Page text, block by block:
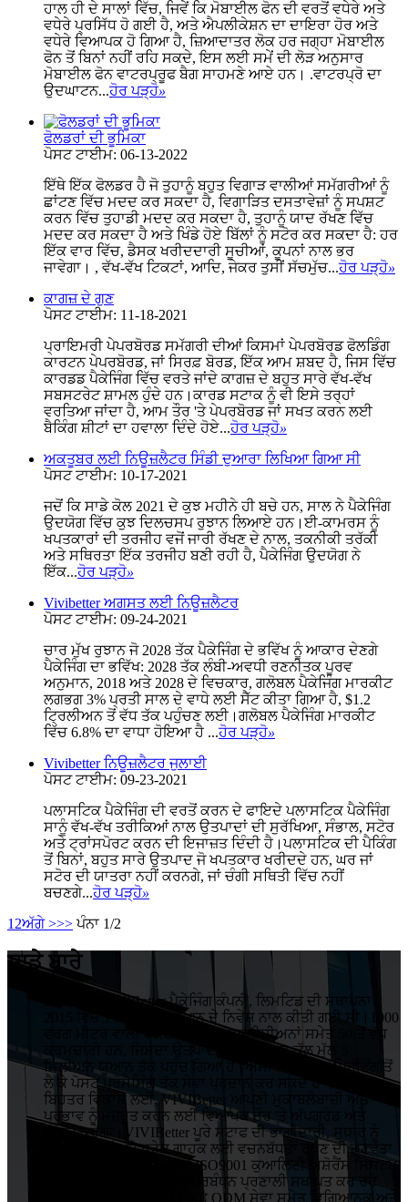
ਹਾਲ ਹੀ ਦੇ ਸਾਲਾਂ ਵਿੱਚ, ਜਿਵੇਂ ਕਿ ਮੋਬਾਈਲ ਫੋਨ ਦੀ ਵਰਤੋਂ ਵਧੇਰੇ ਅਤੇ
ਵਧੇਰੇ ਪ੍ਰਸਿੱਧ ਹੋ ਗਈ ਹੈ, ਅਤੇ ਐਪਲੀਕੇਸ਼ਨ ਦਾ ਦਾਇਰਾ ਹੋਰ ਅਤੇ
ਵਧੇਰੇ ਵਿਆਪਕ ਹੋ ਗਿਆ ਹੈ, ਜ਼ਿਆਦਾਤਰ ਲੋਕ ਹਰ ਜਗ੍ਹਾ ਮੋਬਾਈਲ
ਫੋਨ ਤੋਂ ਬਿਨਾਂ ਨਹੀਂ ਰਹਿ ਸਕਦੇ, ਇਸ ਲਈ ਸਮੇਂ ਦੀ ਲੋੜ ਅਨੁਸਾਰ
ਮੋਬਾਈਲ ਫੋਨ ਵਾਟਰਪ੍ਰੂਫ ਬੈਗ ਸਾਹਮਣੇ ਆਏ ਹਨ। .ਵਾਟਰਪ੍ਰੋ ਦਾ
ਉਦਘਾਟਨ...ਹੋਰ ਪੜ੍ਹੋ»
ਫੋਲਡਰਾਂ ਦੀ ਭੂਮਿਕਾ
ਪੋਸਟ ਟਾਈਮ: 06-13-2022
ਇੱਥੇ ਇੱਕ ਫੋਲਡਰ ਹੈ ਜੋ ਤੁਹਾਨੂੰ ਬਹੁਤ ਵਿਗਾੜ ਵਾਲੀਆਂ ਸਮੱਗਰੀਆਂ ਨੂੰ
ਛਾਂਟਣ ਵਿੱਚ ਮਦਦ ਕਰ ਸਕਦਾ ਹੈ, ਵਿਗਾੜਿਤ ਦਸਤਾਵੇਜ਼ਾਂ ਨੂੰ ਸਪਸ਼ਟ
ਕਰਨ ਵਿੱਚ ਤੁਹਾਡੀ ਮਦਦ ਕਰ ਸਕਦਾ ਹੈ, ਤੁਹਾਨੂੰ ਯਾਦ ਰੱਖਣ ਵਿੱਚ
ਮਦਦ ਕਰ ਸਕਦਾ ਹੈ ਅਤੇ ਖਿੰਡੇ ਹੋਏ ਬਿੱਲਾਂ ਨੂੰ ਸਟੋਰ ਕਰ ਸਕਦਾ ਹੈ: ਹਰ
ਇੱਕ ਵਾਰ ਵਿੱਚ, ਡੈਸਕ ਖਰੀਦਦਾਰੀ ਸੂਚੀਆਂ, ਕੂਪਨਾਂ ਨਾਲ ਭਰ
ਜਾਵੇਗਾ। , ਵੱਖ-ਵੱਖ ਟਿਕਟਾਂ, ਆਦਿ, ਜੇਕਰ ਤੁਸੀਂ ਸੱਚਮੁੱਚ...ਹੋਰ ਪੜ੍ਹੋ»
ਕਾਗਜ਼ ਦੇ ਗੁਣ
ਪੋਸਟ ਟਾਈਮ: 11-18-2021
ਪ੍ਰਾਇਮਰੀ ਪੇਪਰਬੋਰਡ ਸਮੱਗਰੀ ਦੀਆਂ ਕਿਸਮਾਂ ਪੇਪਰਬੋਰਡ ਫੋਲਡਿੰਗ
ਕਾਰਟਨ ਪੇਪਰਬੋਰਡ, ਜਾਂ ਸਿਰਫ਼ ਬੋਰਡ, ਇੱਕ ਆਮ ਸ਼ਬਦ ਹੈ, ਜਿਸ ਵਿੱਚ
ਕਾਰਡਡ ਪੈਕੇਜਿੰਗ ਵਿੱਚ ਵਰਤੇ ਜਾਂਦੇ ਕਾਗਜ਼ ਦੇ ਬਹੁਤ ਸਾਰੇ ਵੱਖ-ਵੱਖ
ਸਬਸਟਰੇਟ ਸ਼ਾਮਲ ਹੁੰਦੇ ਹਨ।ਕਾਰਡ ਸਟਾਕ ਨੂੰ ਵੀ ਇਸੇ ਤਰ੍ਹਾਂ
ਵਰਤਿਆ ਜਾਂਦਾ ਹੈ, ਆਮ ਤੌਰ 'ਤੇ ਪੇਪਰਬੋਰਡ ਜਾਂ ਸਖਤ ਕਰਨ ਲਈ
ਬੈਕਿੰਗ ਸ਼ੀਟਾਂ ਦਾ ਹਵਾਲਾ ਦਿੰਦੇ ਹੋਏ...ਹੋਰ ਪੜ੍ਹੋ»
ਅਕਤੂਬਰ ਲਈ ਨਿਊਜ਼ਲੈਟਰ ਸਿੰਡੀ ਦੁਆਰਾ ਲਿਖਿਆ ਗਿਆ ਸੀ
ਪੋਸਟ ਟਾਈਮ: 10-17-2021
ਜਦੋਂ ਕਿ ਸਾਡੇ ਕੋਲ 2021 ਦੇ ਕੁਝ ਮਹੀਨੇ ਹੀ ਬਚੇ ਹਨ, ਸਾਲ ਨੇ ਪੈਕੇਜਿੰਗ
ਉਦਯੋਗ ਵਿੱਚ ਕੁਝ ਦਿਲਚਸਪ ਰੁਝਾਨ ਲਿਆਏ ਹਨ।ਈ-ਕਾਮਰਸ ਨੂੰ
ਖਪਤਕਾਰਾਂ ਦੀ ਤਰਜੀਹ ਵਜੋਂ ਜਾਰੀ ਰੱਖਣ ਦੇ ਨਾਲ, ਤਕਨੀਕੀ ਤਰੱਕੀ
ਅਤੇ ਸਥਿਰਤਾ ਇੱਕ ਤਰਜੀਹ ਬਣੀ ਰਹੀ ਹੈ, ਪੈਕੇਜਿੰਗ ਉਦਯੋਗ ਨੇ
ਇੱਕ...ਹੋਰ ਪੜ੍ਹੋ»
Vivibetter ਅਗਸਤ ਲਈ ਨਿਊਜ਼ਲੈਟਰ
ਪੋਸਟ ਟਾਈਮ: 09-24-2021
ਚਾਰ ਮੁੱਖ ਰੁਝਾਨ ਜੋ 2028 ਤੱਕ ਪੈਕੇਜਿੰਗ ਦੇ ਭਵਿੱਖ ਨੂੰ ਆਕਾਰ ਦੇਣਗੇ
ਪੈਕੇਜਿੰਗ ਦਾ ਭਵਿੱਖ: 2028 ਤੱਕ ਲੰਬੀ-ਅਵਧੀ ਰਣਨੀਤਕ ਪੂਰਵ
ਅਨੁਮਾਨ, 2018 ਅਤੇ 2028 ਦੇ ਵਿਚਕਾਰ, ਗਲੋਬਲ ਪੈਕੇਜਿੰਗ ਮਾਰਕੀਟ
ਲਗਭਗ 3% ਪ੍ਰਤੀ ਸਾਲ ਦੇ ਵਾਧੇ ਲਈ ਸੈੱਟ ਕੀਤਾ ਗਿਆ ਹੈ, $1.2
ਟ੍ਰਿਲੀਅਨ ਤੋਂ ਵੱਧ ਤੱਕ ਪਹੁੰਚਣ ਲਈ।ਗਲੋਬਲ ਪੈਕੇਜਿੰਗ ਮਾਰਕੀਟ
ਵਿੱਚ 6.8% ਦਾ ਵਾਧਾ ਹੋਇਆ ਹੈ ...ਹੋਰ ਪੜ੍ਹੋ»
Vivibetter ਨਿਊਜ਼ਲੈਟਰ ਜੁਲਾਈ
ਪੋਸਟ ਟਾਈਮ: 09-23-2021
ਪਲਾਸਟਿਕ ਪੈਕੇਜਿੰਗ ਦੀ ਵਰਤੋਂ ਕਰਨ ਦੇ ਫਾਇਦੇ ਪਲਾਸਟਿਕ ਪੈਕੇਜਿੰਗ
ਸਾਨੂੰ ਵੱਖ-ਵੱਖ ਤਰੀਕਿਆਂ ਨਾਲ ਉਤਪਾਦਾਂ ਦੀ ਸੁਰੱਖਿਆ, ਸੰਭਾਲ, ਸਟੋਰ
ਅਤੇ ਟ੍ਰਾਂਸਪੋਰਟ ਕਰਨ ਦੀ ਇਜਾਜ਼ਤ ਦਿੰਦੀ ਹੈ।ਪਲਾਸਟਿਕ ਦੀ ਪੈਕਿੰਗ
ਤੋਂ ਬਿਨਾਂ, ਬਹੁਤ ਸਾਰੇ ਉਤਪਾਦ ਜੋ ਖਪਤਕਾਰ ਖਰੀਦਦੇ ਹਨ, ਘਰ ਜਾਂ
ਸਟੋਰ ਦੀ ਯਾਤਰਾ ਨਹੀਂ ਕਰਨਗੇ, ਜਾਂ ਚੰਗੀ ਸਥਿਤੀ ਵਿੱਚ ਨਹੀਂ
ਬਚਣਗੇ...ਹੋਰ ਪੜ੍ਹੋ»
1 2ਅੱਗੇ >>> ਪੰਨਾ 1/2
ਸਾਡੇ ਬਾਰੇ
HuiZhou VIVIBetter ਪੈਕੇਜਿੰਗ ਕੰਪਨੀ, ਲਿਮਟਿਡ ਦੀ ਸਥਾਪਨਾ
2015 ਵਿੱਚ 1 ਮਿਲੀਅਨ ਯੂਆਨ ਦੇ ਨਿਵੇਸ਼ ਨਾਲ ਕੀਤੀ ਗਈ ਸੀ।1000
ਵਰਗ ਮੀਟਰ ਵਾਲੀ ਫੈਕਟਰੀ ਵਿੱਚ 5 ਤਕਨੀਸ਼ੀਅਨਾਂ ਸਮੇਤ 50 ਤੋਂ ਵੱਧ
ਕਰਮਚਾਰੀ ਹਨ, ਜਿਸਦਾ ਉਤਪਾਦਨ ਦਾ ਸਾਲਾਨਾ ਕੁੱਲ ਮੁੱਲ 5
ਮਿਲੀਅਨ ਯੂਆਨ ਤੱਕ ਪਹੁੰਚ ਗਿਆ ਹੈ।ਅਸੀਂ ਡਿਜ਼ਾਈਨ, ਪ੍ਰਿੰਟਿੰਗ ਤੋਂ
ਲੈ ਕੇ ਪੋਸਟ ਪ੍ਰੋਸੈਸਿੰਗ ਤੱਕ ਸੇਵਾ ਪ੍ਰਦਾਨ ਕਰ ਸਕਦੇ ਹਾਂ।
ਬਿਹਤਰ ਵਿਕਾਸ ਲਈ, VIVIBetter ਆਪਣੀ ਮੁਕਾਬਲੇਬਾਜ਼ੀ ਅਤੇ
ਪ੍ਰਭਾਵ ਨੂੰ ਮਜ਼ਬੂਤ ​​ਕਰਨ ਲਈ ਵਿਆਪਕ ਤੌਰ 'ਤੇ ਅੱਪਗ੍ਰੇਡ ਅਤੇ
ਸੁਧਾਰ ਕਰੇਗਾ।VIVIBetter ਪੂਰੇ ਸਟਾਫ ਦੀ ਭਾਗੀਦਾਰੀ, ਸੁਧਾਰ ਨੂੰ
ਕਾਇਮ ਰੱਖਣ ਅਤੇ ਹਰੇਕ ਗਾਹਕ ਲਈ ਵਚਨਬੱਧਤਾ ਰੱਖਣ ਦੀ ਗੁਣਵੱਤਾ
ਨੀਤੀ 'ਤੇ ਜ਼ੋਰ ਦਿੰਦਾ ਹੈ।ਅਸੀਂ ISO9001 ਕੁਆਲਿਟੀ ਅਸ਼ੋਰੈਂਸ ਸਿਸਟਮ
ਅਤੇ ISO14001 ਵਾਤਾਵਰਣ ਪ੍ਰਬੰਧਨ ਪ੍ਰਣਾਲੀ ਸਥਾਪਤ ਕਰ ਰਹੇ
ਹਾਂ।VIVIBetter ਨੇ OEM ਅਤੇ ODM ਸੇਵਾ ਸਮੇਤ ਵਿਗਿਆਨਕ ਅਤੇ